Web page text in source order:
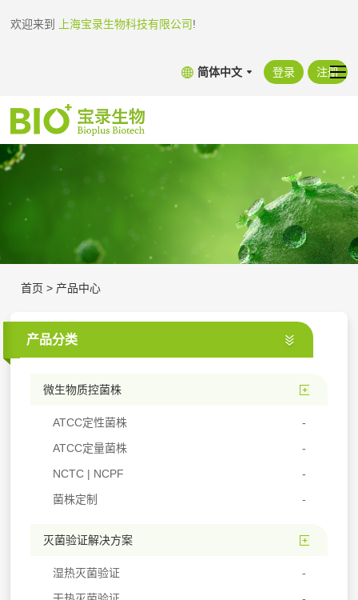
欢迎来到 上海宝录生物科技有限公司!
简体中文 登录 注册
首页 > 产品中心
产品分类
微生物质控菌株
ATCC定性菌株
ATCC定量菌株
NCTC | NCPF
菌株定制
灭菌验证解决方案
湿热灭菌验证